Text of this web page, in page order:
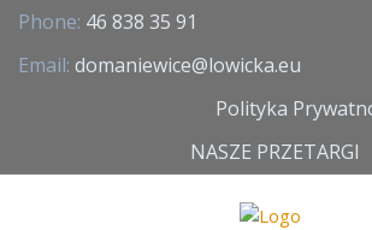
Phone: 46 838 35 91
Email: domaniewice@lowicka.eu
Polityka
NASZE PRZETARGI